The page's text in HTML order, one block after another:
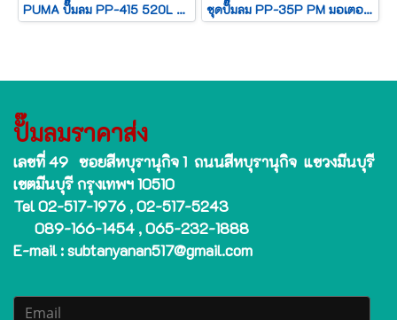
PUMA ปั๊มลม PP-415 520L + มอเตอร์ 15HP 380V MITSUBISHI ชุดปั๊มลม PP-35P PM มอเตอร์ PUMA 5 HP ถัง 315 L
ปั๊มลมราคาส่ง
เลขที่ 49 ซอยสีหบุรานุกิจ 1 ถนนสีหบุรานุกิจ แขวงมีนบุรี
เขตมีนบุรี กรุงเทพฯ 10510
Tel 02-517-1976 , 02-517-5243
089-166-1454 , 065-232-1888
E-mail : subtanyanan517@gmail.com